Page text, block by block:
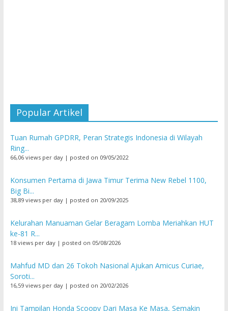
Popular Artikel
Tuan Rumah GPDRR, Peran Strategis Indonesia di Wilayah
Ring...
66,06 views per day| posted on 09/05/2022
Konsumen Pertama di Jawa Timur Terima New Rebel 1100,
Big Bi...
38,89 views per day| posted on 20/09/2025
Kelurahan Manuaman Gelar Beragam Lomba Meriahkan HUT
ke-81 R...
18 views per day| posted on 05/08/2026
Mahfud MD dan 26 Tokoh Nasional Ajukan Amicus Curiae,
Soroti...
16,59 views per day| posted on 20/02/2026
Ini Tampilan Honda Scoopy Dari Masa Ke Masa, Semakin